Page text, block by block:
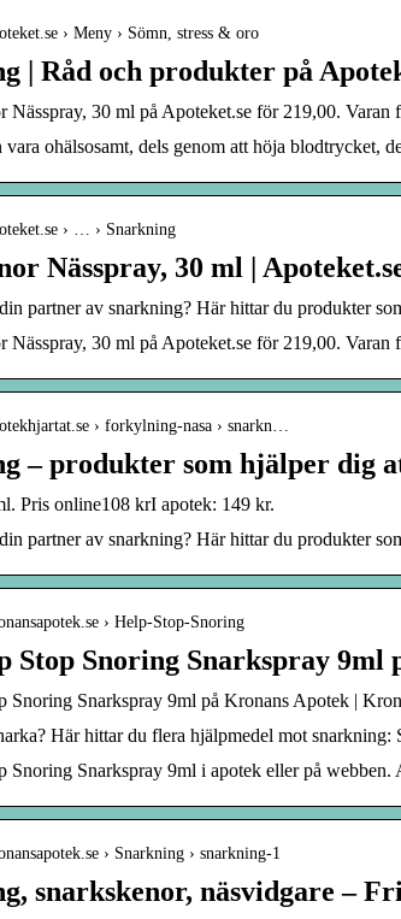
› Meny › Sömn, stress & oro
| Råd och produkter på
Nässpray, 30 ml på Apoteket.se för 219,00.
vara ohälsosamt, dels genom att höja blodtrycket,
› … › Snarkning
Nässpray, 30 ml |
partner av snarkning? Här hittar du produkter
Nässpray, 30 ml på Apoteket.se för 219,00.
› forkylning-nasa › snarkn…
– produkter som hjälper dig
Pris online108 krI apotek: 149 kr.
partner av snarkning? Här hittar du produkter
› Help-Stop-Snoring
Stop Snoring Snarkspray 9ml
Snoring Snarkspray 9ml på Kronans Apotek |
Här hittar du flera hjälpmedel mot
Snoring Snarkspray 9ml i apotek eller på
› Snarkning › snarkning-1
snarkskenor, näsvidgare –